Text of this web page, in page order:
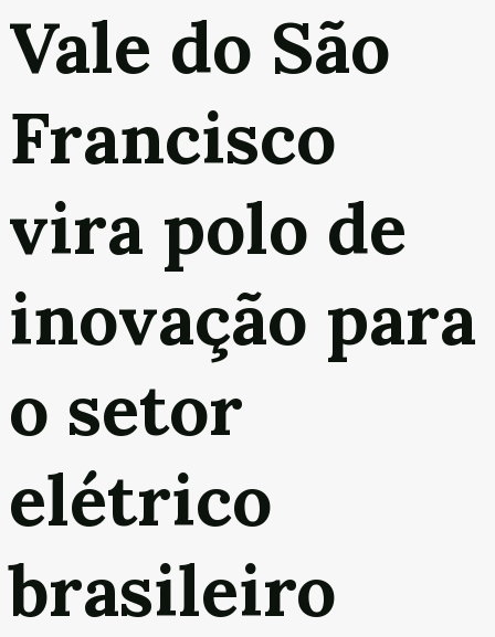
Vale do São
Francisco
vira polo de
inovação para
o setor
elétrico
brasileiro